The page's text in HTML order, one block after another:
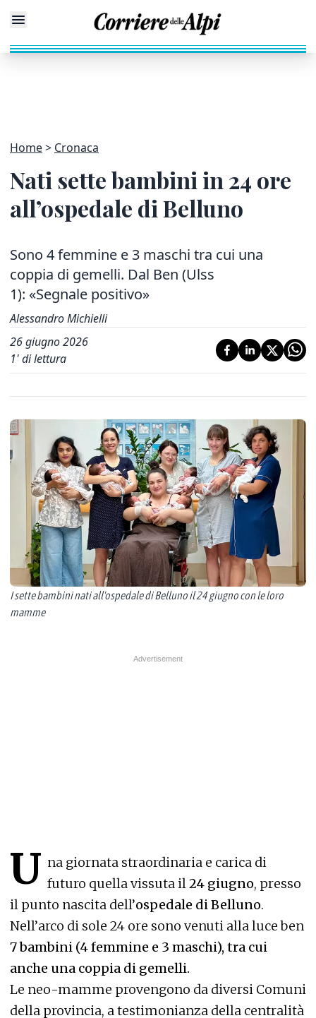
Home Cronaca
Nati sette bambini in 24 ore
all’ospedale di Belluno
Sono 4 femmine e 3 maschi tra cui una
coppia di gemelli. Dal Ben (Ulss
1): «Segnale positivo»
Alessandro Michielli
26 giugno 2026
1' di lettura
I sette bambini nati all'ospedale di Belluno il 24 giugno con le loro
mamme
U na giornata straordinaria e carica di
futuro quella vissuta il 24 giugno, presso
il punto nascita dell’ospedale di Belluno.
Nell’arco di sole 24 ore sono venuti alla luce ben
7 bambini (4 femmine e 3 maschi), tra cui
anche una coppia di gemelli.
Le neo-mamme provengono da diversi Comuni
della provincia, a testimonianza della centralità